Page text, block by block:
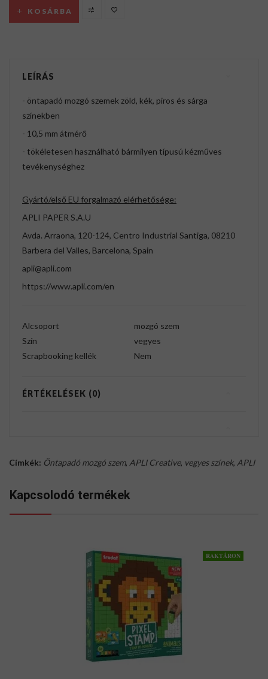
KOSÁRBA
LEÍRÁS
- öntapadó mozgó szemek zöld, kék, piros és sárga
színekben
- 10,5 mm átmérő
- tökéletesen használható bármilyen típusú kézműves
tevékenységhez
Gyártó/első EU forgalmazó elérhetősége:
APLI PAPER S.A.U
Avda. Arraona, 120-124, Centro Industrial Santiga, 08210
Barbera del Valles, Barcelona, Spain
apli@apli.com
https://www.apli.com/en
Alcsoport
mozgó szem
Szín
vegyes
Scrapbooking kellék
Nem
ÉRTÉKELÉSEK (0)
Címkék: Öntapadó mozgó szem, APLI Creative, vegyes színek, APLI
Kapcsolodó termékek
RAKTÁRON